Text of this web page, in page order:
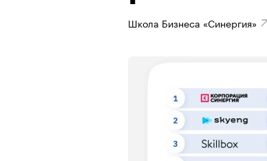
Школа Бизнеса «Синергия»